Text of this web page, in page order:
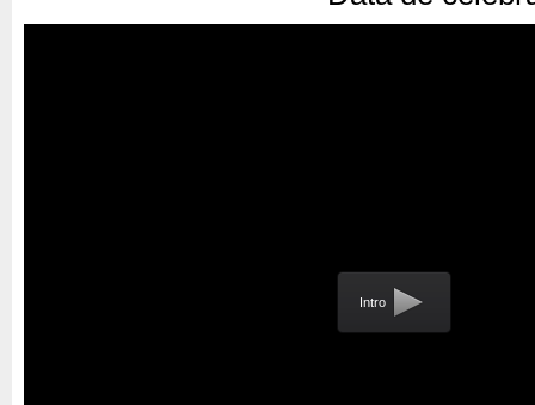
Intro